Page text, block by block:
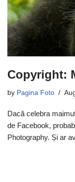
Copyright:
by Pagina Foto
Dacă celebra
de Facebook,
Photography. Și ar